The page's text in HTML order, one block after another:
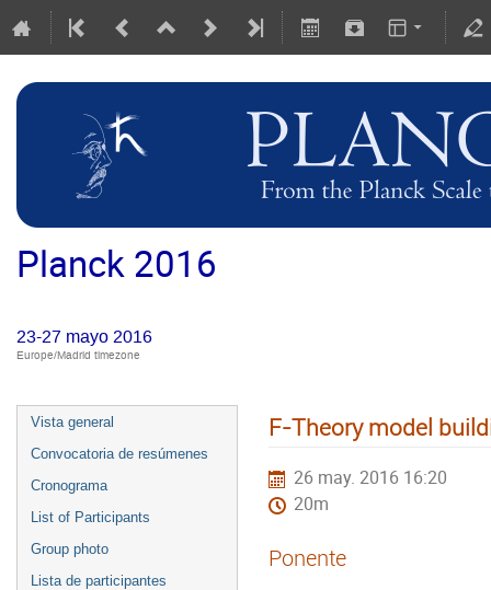
Planck 2016
23-27 mayo 2016
Europe/Madrid timezone
Vista general
Convocatoria de resúmenes
Cronograma
List of Participants
Group photo
Lista de participantes
F-Theory model
26 may. 2016 16:20
20m
Ponente